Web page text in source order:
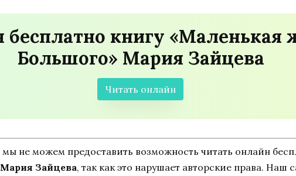
бесплатно книгу
Большого» Мария Зайцева
Читать онлайн
не можем предоставить возможность читать онлайн
Зайцева, так как это нарушает авторские права. Наш